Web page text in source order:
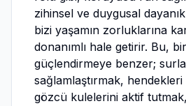
zihinsel ve duygusal
bizi yaşamın zorluklarına
donanımlı hale getirir. Bu,
güçlendirmeye benzer;
sağlamlaştırmak,
gözcü kulelerini aktif